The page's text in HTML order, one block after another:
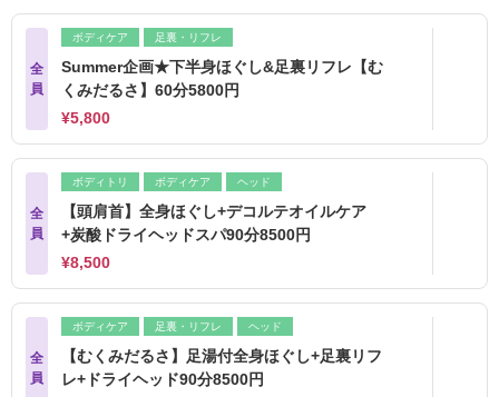
全
員
ボディケア 足裏・リフレ
Summer企画★下半身ほぐし&足裏リフレ【む
くみだるさ】60分5800円
¥5,800
全
員
ボディトリ ボディケア ヘッド
【頭肩首】全身ほぐし+デコルテオイルケア
+炭酸ドライヘッドスパ90分8500円
¥8,500
全
員
ボディケア 足裏・リフレ ヘッド
【むくみだるさ】足湯付全身ほぐし+足裏リフ
レ+ドライヘッド90分8500円